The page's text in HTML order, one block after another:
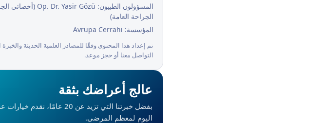
الجراحة العامة)
المؤسسة: Avrupa Cerrahi
تم إعداد هذا المحتوى وفقًا للمصادر العلمية الحديثة
التواصل معنا أو حجز موعد.
عالج أعراضك بثقة
بفضل خبرتنا التي تزيد عن
اليوم لمعظم المرضى.